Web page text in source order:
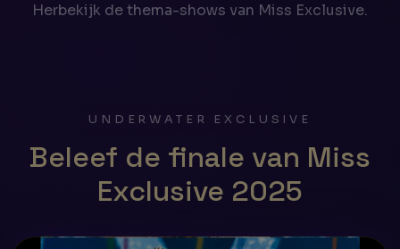
Herbekijk de thema-shows van Miss Exclusive.
UNDERWATER EXCLUSIVE
Beleef de finale van Miss
Exclusive 2025